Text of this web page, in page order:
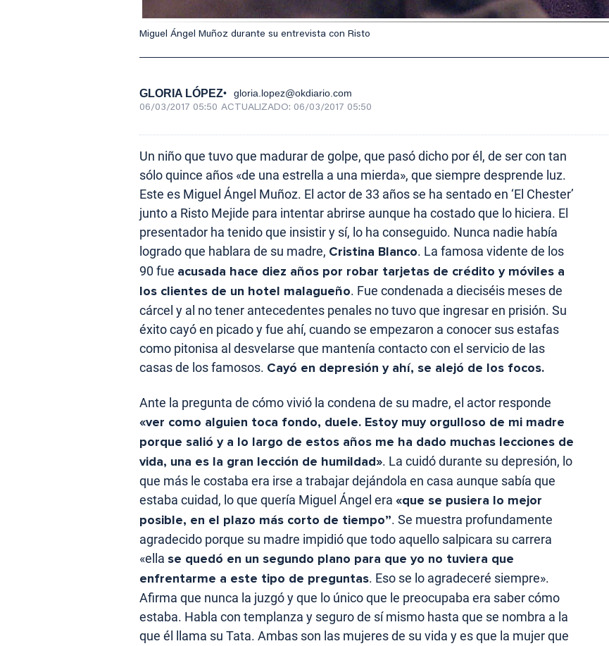
Miguel Ángel Muñoz durante su entrevista con Risto
GLORIA LÓPEZ gloria.lopez@okdiario.com
06/03/2017 05:50 ACTUALIZADO: 06/03/2017 05:50
Un niño que tuvo que madurar de golpe, que pasó dicho por él, de ser con tan
sólo quince años «de una estrella a una mierda», que siempre desprende luz.
Este es Miguel Ángel Muñoz. El actor de 33 años se ha sentado en ‘El Chester’
junto a Risto Mejide para intentar abrirse aunque ha costado que lo hiciera. El
presentador ha tenido que insistir y sí, lo ha conseguido. Nunca nadie había
logrado que hablara de su madre, Cristina Blanco. La famosa vidente de los
90 fue acusada hace diez años por robar tarjetas de crédito y móviles a
los clientes de un hotel malagueño. Fue condenada a dieciséis meses de
cárcel y al no tener antecedentes penales no tuvo que ingresar en prisión. Su
éxito cayó en picado y fue ahí, cuando se empezaron a conocer sus estafas
como pitonisa al desvelarse que mantenía contacto con el servicio de las
casas de los famosos. Cayó en depresión y ahí, se alejó de los focos.
Ante la pregunta de cómo vivió la condena de su madre, el actor responde
«ver como alguien toca fondo, duele. Estoy muy orgulloso de mi madre
porque salió y a lo largo de estos años me ha dado muchas lecciones de
vida, una es la gran lección de humildad». La cuidó durante su depresión, lo
que más le costaba era irse a trabajar dejándola en casa aunque sabía que
estaba cuidad, lo que quería Miguel Ángel era «que se pusiera lo mejor
posible, en el plazo más corto de tiempo”. Se muestra profundamente
agradecido porque su madre impidió que todo aquello salpicara su carrera
«ella se quedó en un segundo plano para que yo no tuviera que
enfrentarme a este tipo de preguntas. Eso se lo agradeceré siempre».
Afirma que nunca la juzgó y que lo único que le preocupaba era saber cómo
estaba. Habla con templanza y seguro de sí mismo hasta que se nombra a la
que él llama su Tata. Ambas son las mujeres de su vida y es que la mujer que